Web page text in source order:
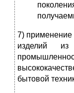
7) применение
изделий из
бытовой